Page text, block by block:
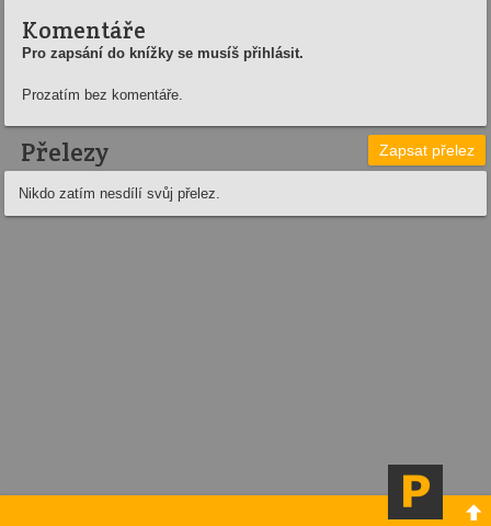
Komentáře
Pro zapsání do knížky se musíš přihlásit.
Prozatím bez komentáře.
Přelezy Zapsat přelez
Nikdo zatím nesdílí svůj přelez.
